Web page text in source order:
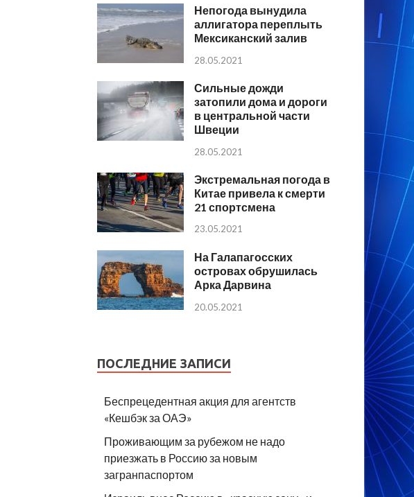
Непогода вынудила
аллигатора переплыть
Мексиканский залив
28.05.2021
Сильные дожди
затопили дома и дороги
в центральной части
Швеции
28.05.2021
Экстремальная погода в
Китае привела к смерти
21 спортсмена
23.05.2021
На Галапагосских
островах обрушилась
Арка Дарвина
20.05.2021
ПОСЛЕДНИЕ ЗАПИСИ
Беспрецедентная акция для агентств
«Кешбэк за ОАЭ»
Проживающим за рубежом не надо
приезжать в Россию за новым
загранпаспортом